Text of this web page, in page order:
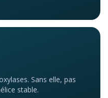
Sans elle, pas
stable.